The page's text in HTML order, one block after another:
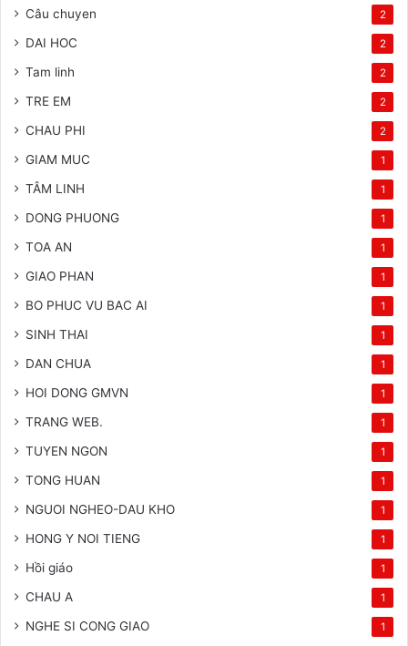
Câu chuyen 2
DAI HOC 2
Tam linh 2
TRE EM 2
CHAU PHI 2
GIAM MUC 1
TÂM LINH 1
DONG PHUONG 1
TOA AN 1
GIAO PHAN 1
BO PHUC VU BAC AI 1
SINH THAI 1
DAN CHUA 1
HOI DONG GMVN 1
TRANG WEB. 1
TUYEN NGON 1
TONG HUAN 1
NGUOI NGHEO-DAU KHO 1
HONG Y NOI TIENG 1
Hồi giáo 1
CHAU A 1
NGHE SI CONG GIAO 1